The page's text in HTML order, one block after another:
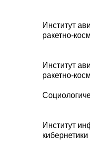
Институт
ракетно-
Институт
ракетно-
Институт
кибернетики